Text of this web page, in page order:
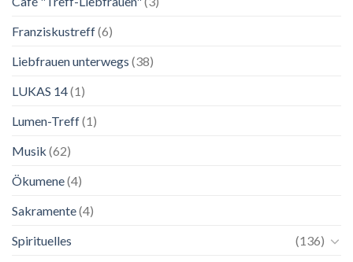
Franziskustreff(6)
Liebfrauen unterwegs (38)
LUKAS 14(1)
Lumen-Treff(1)
Musik (62)
Ökumene(4)
Sakramente(4)
Spirituelles
(136)